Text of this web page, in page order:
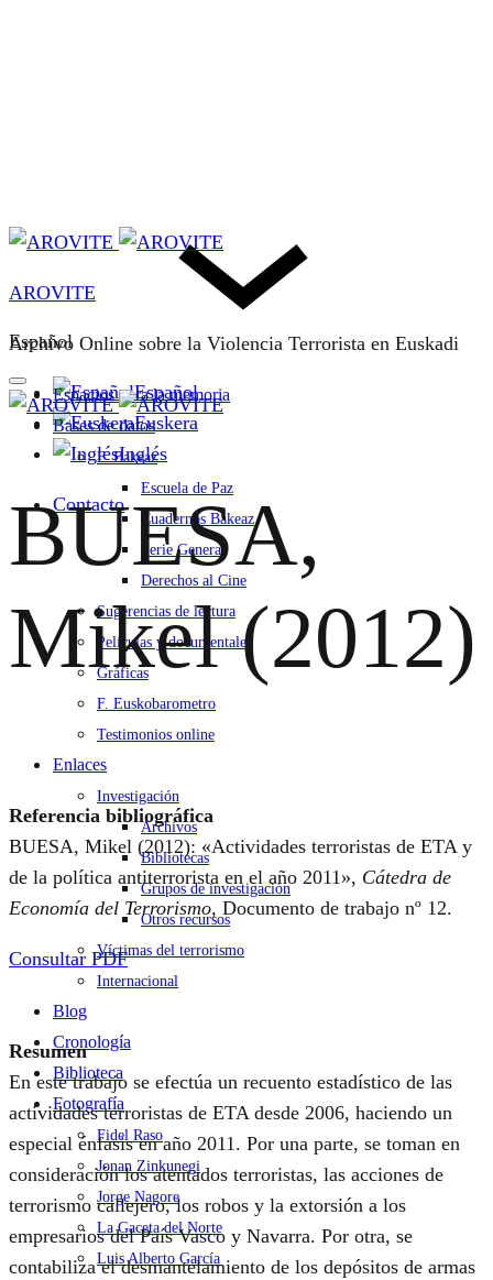
Español
Español
Euskera
Inglés
Contacto
AROVITE
Archivo Online sobre la Violencia Terrorista en Euskadi
Espacios para la memoria
Bases de datos
F. Bakeaz
Escuela de Paz
Cuadernos Bakeaz
Serie General
Derechos al Cine
Sugerencias de lectura
Películas y documentales
Gráficas
F. Euskobarometro
Testimonios online
Enlaces
Investigación
Archivos
Bibliotecas
Grupos de investigación
Otros recursos
Víctimas del terrorismo
Internacional
Blog
Cronología
Biblioteca
Fotografía
Fidel Raso
Jonan Zinkunegi
Jorge Nagore
La Gaceta del Norte
Luis Alberto García
BUESA,
Mikel (2012)
Referencia bibliográfica
BUESA, Mikel (2012): «Actividades terroristas de ETA y
de la política antiterrorista en el año 2011», Cátedra de
Economía del Terrorismo, Documento de trabajo nº 12.
Consultar PDF
Resumen
En este trabajo se efectúa un recuento estadístico de las
actividades terroristas de ETA desde 2006, haciendo un
especial énfasis en año 2011. Por una parte, se toman en
consideración los atentados terroristas, las acciones de
terrorismo callejero, los robos y la extorsión a los
empresarios del País Vasco y Navarra. Por otra, se
contabiliza el desmantelamiento de los depósitos de armas